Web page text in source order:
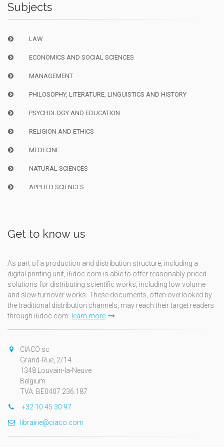
Subjects
LAW
ECONOMICS AND SOCIAL SCIENCES
MANAGEMENT
PHILOSOPHY, LITERATURE, LINGUISTICS AND HISTORY
PSYCHOLOGY AND EDUCATION
RELIGION AND ETHICS
MEDECINE
NATURAL SCIENCES
APPLIED SCIENCES
Get to know us
As part of a production and distribution structure, including a
digital printing unit, i6doc.com is able to offer reasonably-priced
solutions for distributing scientific works, including low volume
and slow turnover works. These documents, often overlooked by
the traditional distribution channels, may reach their target readers
through i6doc.com. learn more
CIACO sc
Grand-Rue, 2/14
1348 Louvain-la-Neuve
Belgium
TVA: BE0407.236.187
+32 10 45 30 97
librairie@ciaco.com